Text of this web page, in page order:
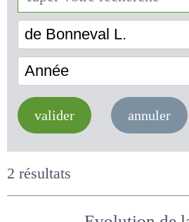
de Bonneval L.
valider annuler
2 résultats